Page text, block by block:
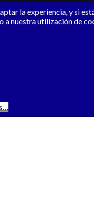
la experiencia, y si
nuestra utilización de